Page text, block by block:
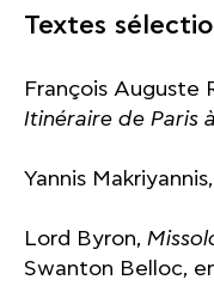
Textes
François Auguste
Itinéraire de Paris
Yannis Makriyannis,
Lord Byron,
Swanton Belloc,